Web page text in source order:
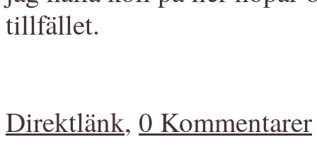
tillfället.
Direktlänk, 0 Kommentarer